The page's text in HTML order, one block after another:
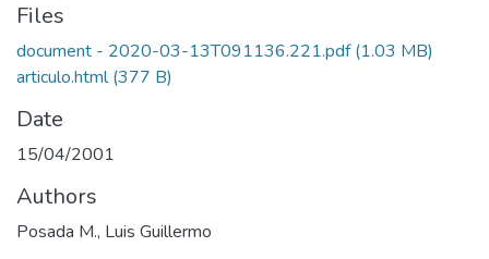
Files
document - 2020-03-13T091136.221.pdf(1.03 MB)
articulo.html(377 B)
Date
15/04/2001
Authors
Posada M., Luis Guillermo